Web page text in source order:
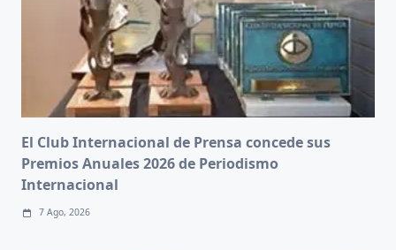
El Club Internacional de Prensa concede sus
Premios Anuales 2026 de Periodismo
Internacional
7 Ago, 2026